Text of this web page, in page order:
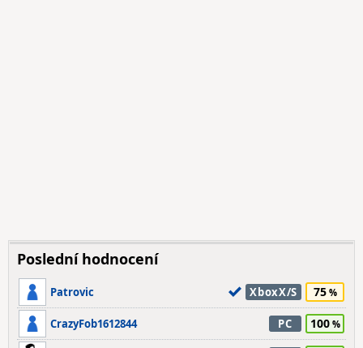
Poslední hodnocení
Patrovic XboxX/S 75
CrazyFob1612844 PC 100